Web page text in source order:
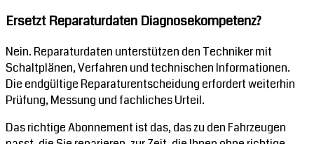
Ersetzt Reparaturdaten Diagnosekompetenz?
Nein. Reparaturdaten unterstützen den Techniker mit
Schaltplänen, Verfahren und technischen Informationen.
Die endgültige Reparaturentscheidung erfordert weiterhin
Prüfung, Messung und fachliches Urteil.
Das richtige Abonnement ist das, das zu den Fahrzeugen